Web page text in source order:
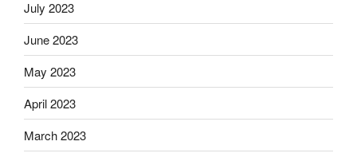
July 2023
June 2023
May 2023
April 2023
March 2023